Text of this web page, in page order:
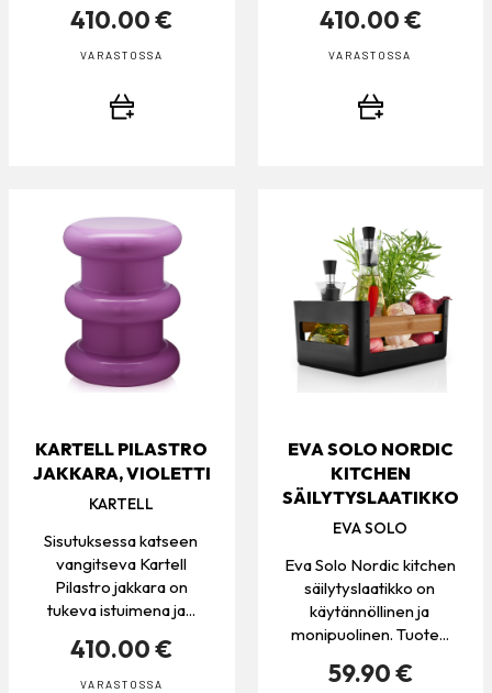
410.00 €
VARASTOSSA
410.00 €
VARASTOSSA
KARTELL PILASTRO
JAKKARA, VIOLETTI
KARTELL
Sisutuksessa katseen
vangitseva Kartell
Pilastro jakkara on
tukeva istuimena ja...
410.00 €
VARASTOSSA
EVA SOLO NORDIC
KITCHEN
SÄILYTYSLAATIKKO
EVA SOLO
Eva Solo Nordic kitchen
säilytyslaatikko on
käytännöllinen ja
monipuolinen. Tuote...
59.90 €